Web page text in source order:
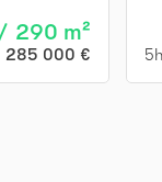
290 m²
autotalli
285 000 €